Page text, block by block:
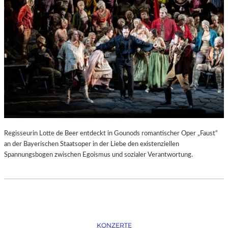
–
K
Ü
N
S
T
L
E
R
,
T
M
Regisseurin Lotte de Beer entdeckt in Gounods romantischer Oper „Faust“
an der Bayerischen Staatsoper in der Liebe den existenziellen
Spannungsbogen zwischen Egoismus und sozialer Verantwortung.
KONZERTE